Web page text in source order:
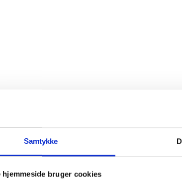
Samtykke
hjemmeside bruger cookies